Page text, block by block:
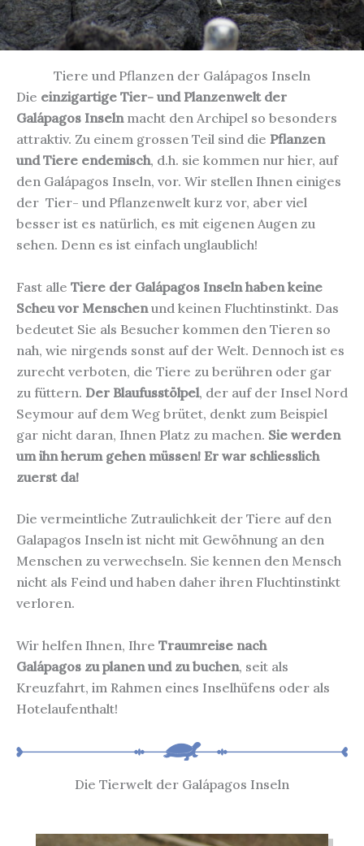
Tiere und Pflanzen der Galápagos Inseln
Die einzigartige Tier- und Planzenwelt der
Galápagos Inseln macht den Archipel so besonders
attraktiv. Zu einem grossen Teil sind die Pflanzen
und Tiere endemisch, d.h. sie kommen nur hier, auf
den Galápagos Inseln, vor. Wir stellen Ihnen einiges
der Tier- und Pflanzenwelt kurz vor, aber viel
besser ist es natürlich, es mit eigenen Augen zu
sehen. Denn es ist einfach unglaublich!
Fast alle Tiere der Galápagos Inseln haben keine
Scheu vor Menschenund keinen Fluchtinstinkt. Das
bedeutet Sie als Besucher kommen den Tieren so
nah, wie nirgends sonst auf der Welt. Dennoch ist es
zurecht verboten, die Tiere zu berühren oder gar
zu füttern. Der Blaufusstölpel, der auf der Insel Nord
Seymour auf dem Weg brütet, denkt zum Beispiel
gar nicht daran, Ihnen Platz zu machen. Sie werden
um ihn herum gehen müssen! Er war schliesslich
zuerst da!
Die vermeintliche Zutraulichkeit der Tiere auf den
Galapagos Inseln ist nicht mit Gewöhnung an den
Menschen zu verwechseln. Sie kennen den Mensch
nicht als Feind und haben daher ihren Fluchtinstinkt
verloren.
Wir helfen Ihnen, Ihre Traumreise nach
Galápagos zu planen und zu buchen, seit als
Kreuzfahrt, im Rahmen eines Inselhüfens oder als
Hotelaufenthalt!
Die Tierwelt der Galápagos Inseln